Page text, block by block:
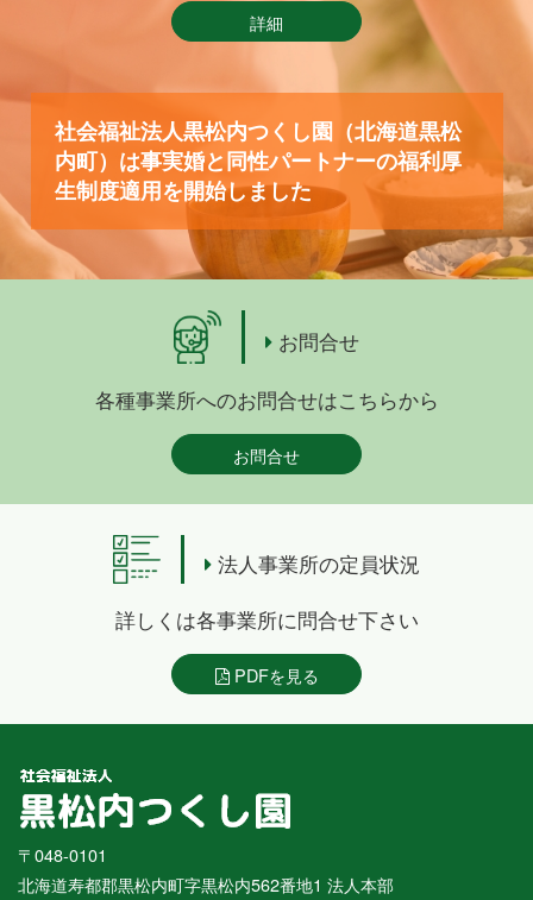
詳細
社会福祉法人黒松内つくし園（北海道黒松
内町）は事実婚と同性パートナーの福利厚
生制度適用を開始しました
お問合せ
各種事業所へのお問合せはこちらから
お問合せ
法人事業所の定員状況
詳しくは各事業所に問合せ下さい
PDFを見る
〒048-0101
北海道寿都郡黒松内町字黒松内562番地1 法人本部